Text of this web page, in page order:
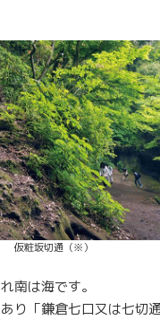
仮粧坂切通（※）
南は海です。
り「鎌倉七口又は七切